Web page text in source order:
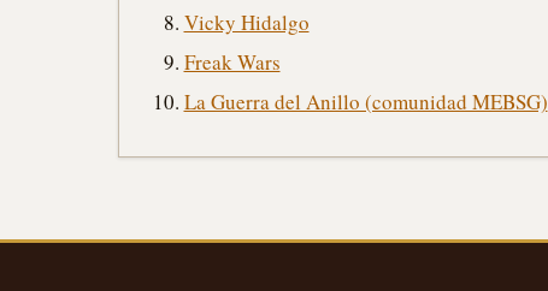
Vicky Hidalgo
Freak Wars
La Guerra del Anillo (comunidad MEBSG)